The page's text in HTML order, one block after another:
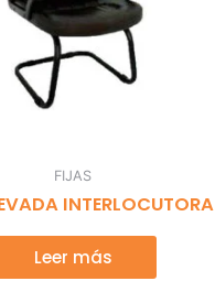
FIJAS
INTERLOCUTORA
Leer más